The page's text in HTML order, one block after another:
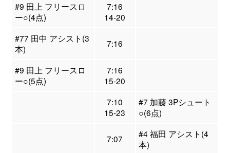
#9 田上 フリースロ
ー○(4点)
7:16
14-20
#77 田中 アシスト(3
本)
7:16
#9 田上 フリースロ
ー○(5点)
7:16
15-20
7:10
15-23
#7 加藤 3Pシュート
○(6点)
7:07
#4 福田 アシスト(4
本)